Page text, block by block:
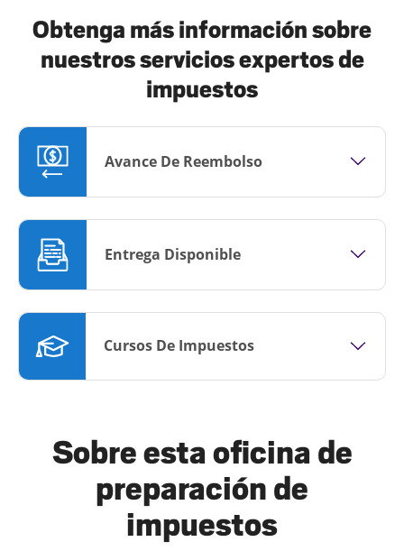
Obtenga más información sobre
nuestros servicios expertos de
impuestos
Avance De Reembolso
Entrega Disponible
Cursos De Impuestos
Sobre esta oficina de
preparación de
impuestos